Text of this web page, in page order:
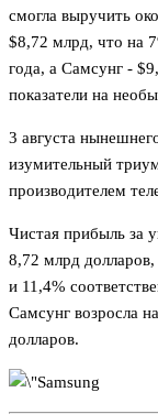
смогла выручить
$8,72 млрд, что на
года, а Самсунг -
показатели на
3 августа
изумительный
производителем
Чистая прибыль за
8,72 млрд
и 11,4%
Самсунг возросла
долларов.